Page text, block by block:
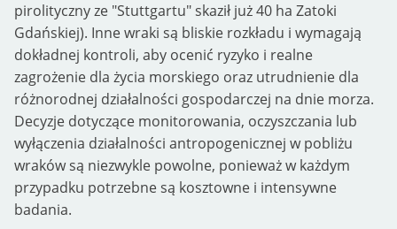
pirolityczny ze "Stuttgartu" skaził już 40 ha Zatoki
Gdańskiej). Inne wraki są bliskie rozkładu i wymagają
dokładnej kontroli, aby ocenić ryzyko i realne
zagrożenie dla życia morskiego oraz utrudnienie dla
różnorodnej działalności gospodarczej na dnie morza.
Decyzje dotyczące monitorowania, oczyszczania lub
wyłączenia działalności antropogenicznej w pobliżu
wraków są niezwykle powolne, ponieważ w każdym
przypadku potrzebne są kosztowne i intensywne
badania.